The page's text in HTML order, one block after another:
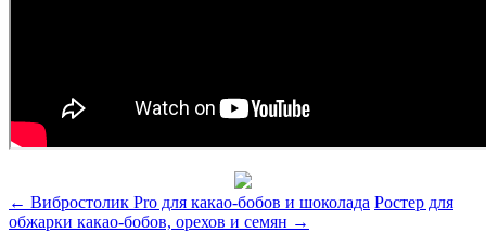
← Вибростолик Pro для какао-бобов и шоколада Ростер для
обжарки какао-бобов, орехов и семян →